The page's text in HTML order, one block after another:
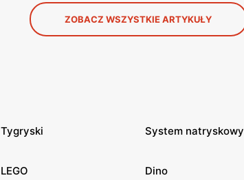
ZOBACZ WSZYSTKIE ARTYKUŁY
Tygryski System natryskowy
LEGO Dino